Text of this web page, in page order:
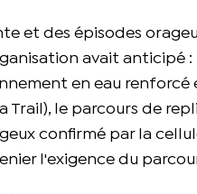
et des épisodes
avait
en eau renforcé
Trail), le parcours de
confirmé par la
l'exigence du